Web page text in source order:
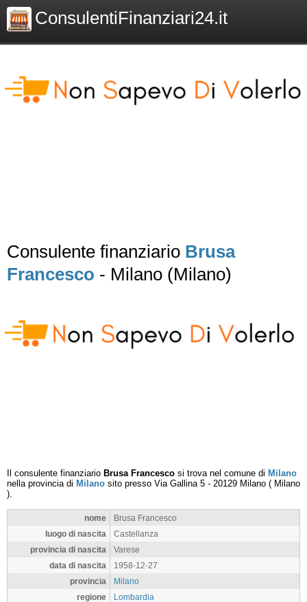
ConsulentiFinanziari24.it
Consulente finanziario Brusa
Francesco - Milano (Milano)
Il consulente finanziario Brusa Francesco si trova nel comune di Milano
nella provincia di Milano sito presso Via Gallina 5 - 20129 Milano ( Milano
).
nome
Brusa Francesco
luogo di nascita
Castellanza
provincia di nascita
Varese
data di nascita
1958-12-27
provincia
Milano
regione
Lombardia